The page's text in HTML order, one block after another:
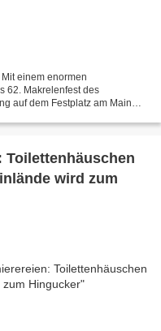
einem enormen
62. Makrelenfest des
auf dem Festplatz am Main
wird zum